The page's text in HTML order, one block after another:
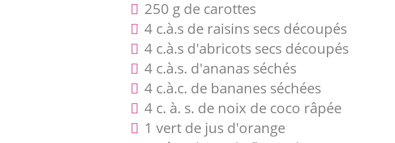
250 g de carottes
4 c.à.s de raisins secs découpés
4 c.à.s d'abricots secs découpés
4 c.à.s. d'ananas séchés
4 c.à.c. de bananes séchées
4 c. à. s. de noix de coco râpée
1 vert de jus d'orange